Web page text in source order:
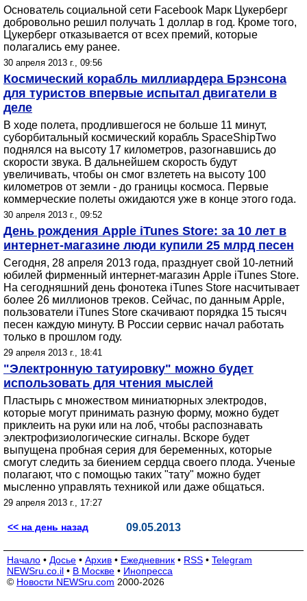
Основатель социальной сети Facebook Марк Цукерберг
добровольно решил получать 1 доллар в год. Кроме того,
Цукерберг отказывается от всех премий, которые
полагались ему ранее.
30 апреля 2013 г., 09:56
Космический корабль миллиардера Брэнсона
для туристов впервые испытал двигатели в
деле
В ходе полета, продлившегося не больше 11 минут,
суборбитальный космический корабль SpaceShipTwo
поднялся на высоту 17 километров, разогнавшись до
скорости звука. В дальнейшем скорость будут
увеличивать, чтобы он смог взлететь на высоту 100
километров от земли - до границы космоса. Первые
коммерческие полеты ожидаются уже в конце этого года.
30 апреля 2013 г., 09:52
День рождения Apple iTunes Store: за 10 лет в
интернет-магазине люди купили 25 млрд песен
Сегодня, 28 апреля 2013 года, празднует свой 10-летний
юбилей фирменный интернет-магазин Apple iTunes Store.
На сегодняшний день фонотека iTunes Store насчитывает
более 26 миллионов треков. Сейчас, по данным Apple,
пользователи iTunes Store скачивают порядка 15 тысяч
песен каждую минуту. В России сервис начал работать
только в прошлом году.
29 апреля 2013 г., 18:41
"Электронную татуировку" можно будет
использовать для чтения мыслей
Пластырь с множеством миниатюрных электродов,
которые могут принимать разную форму, можно будет
приклеить на руки или на лоб, чтобы распознавать
электрофизиологические сигналы. Вскоре будет
выпущена пробная серия для беременных, которые
смогут следить за биением сердца своего плода. Ученые
полагают, что с помощью таких "тату" можно будет
мысленно управлять техникой или даже общаться.
29 апреля 2013 г., 17:27
<< на день назад 09.05.2013
Начало • Досье • Архив • Ежедневник • RSS • Telegram
NEWSru.co.il • В Москве • Инопресса
© Новости NEWSru.com 2000-2026